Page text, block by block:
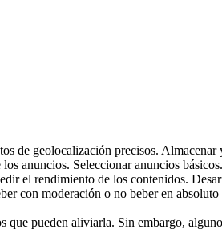
de geolocalización precisos.
anuncios. Seleccionar anuncios
el rendimiento de los contenidos.
con moderación o no beber en
pueden aliviarla. Sin embargo,